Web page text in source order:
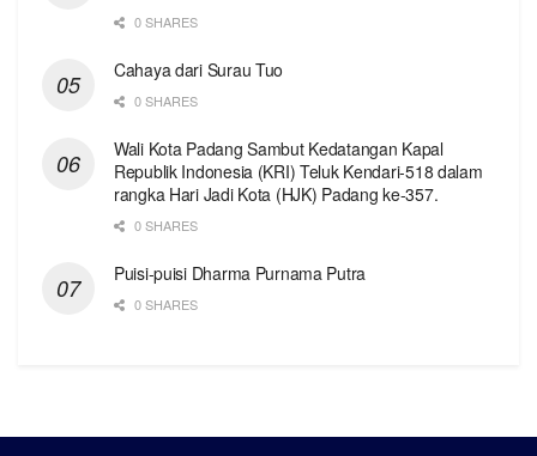
0 SHARES
Cahaya dari Surau Tuo
0 SHARES
Wali Kota Padang Sambut Kedatangan Kapal
Republik Indonesia (KRI) Teluk Kendari-518 dalam
rangka Hari Jadi Kota (HJK) Padang ke-357.
0 SHARES
Puisi-puisi Dharma Purnama Putra
0 SHARES